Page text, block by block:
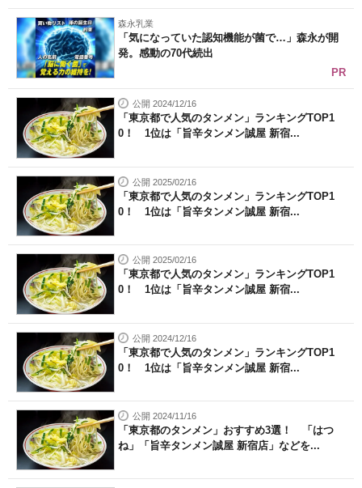
電子設計の基本と応用
エネルギーの専門メディア
建設×テクノロジーの最前線
ちょっと気になるネットの話題
森永乳業
「気になっていた認知機能が菌で…」森永が開
発。感動の70代続出
PR
公開 2024/12/16
「東京都で人気のタンメン」ランキングTOP1
0！ 1位は「旨辛タンメン誠屋 新宿...
公開 2025/02/16
「東京都で人気のタンメン」ランキングTOP1
0！ 1位は「旨辛タンメン誠屋 新宿...
公開 2025/02/16
「東京都で人気のタンメン」ランキングTOP1
0！ 1位は「旨辛タンメン誠屋 新宿...
公開 2024/12/16
「東京都で人気のタンメン」ランキングTOP1
0！ 1位は「旨辛タンメン誠屋 新宿...
公開 2024/11/16
「東京都のタンメン」おすすめ3選！ 「はつ
ね」「旨辛タンメン誠屋 新宿店」などを...